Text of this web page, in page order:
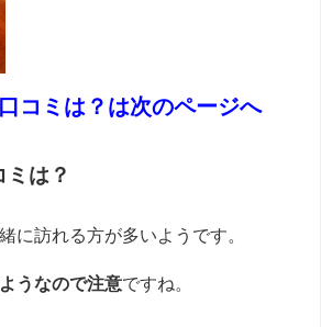
コミは？は次のページへ
ミは？
に訪れる方が多いようです。
うなので注意ですね。